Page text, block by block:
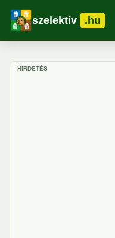
szelektív .hu
HIRDETÉS